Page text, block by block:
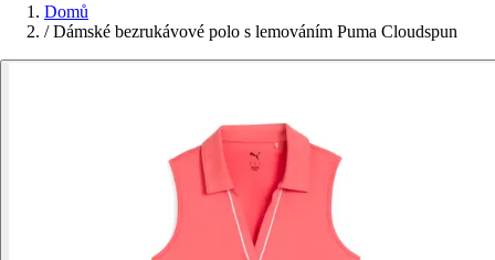
Domů
/ Dámské bezrukávové polo s lemováním Puma Cloudspun